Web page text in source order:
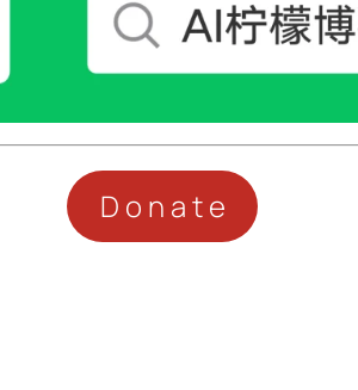
Donate